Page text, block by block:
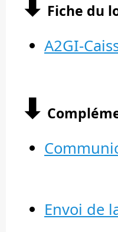
Fiche du
A2GI-
⬇︎
Envoi de